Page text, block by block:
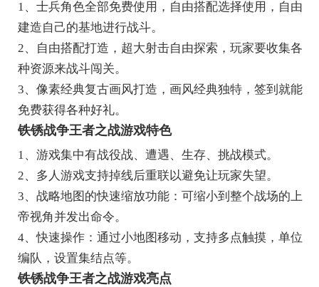
1、士兵角色全部免费使用，自由搭配选择使用，自由
建造自己的基地进行战斗。
2、自由搭配打造，超大射击自由探索，玩家要收集各
种资源来战斗闯关。
3、像素经典复古画风打造，画风经典独特，签到就能
免费获得各种好礼。
铁锈战争王者之战游戏特色
1、游戏集中有战役战、遭遇、生存、挑战模式。
2、多人游戏支持掉线后重联以避免让玩家失望。
3、战略地图的快速缩放功能：可缩小到整个战场的上
帝视角并发出命令。
4、快速操作：通过小地图移动，支持多点触摸，单位
编队，设置集结点等。
铁锈战争王者之战游戏亮点